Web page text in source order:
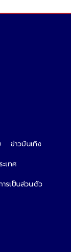
ข่าวบันเทิง
เทศ
ารเป็นส่วนตัว